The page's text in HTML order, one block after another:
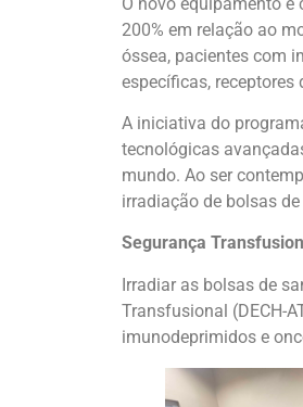
200% em relação ao
óssea, pacientes com
específicas,
A iniciativa do
tecnológicas
mundo. Ao ser
irradiação de bolsas
Segurança
Irradiar as bolsas de
Transfusional (DECH-
imunodeprimidos e